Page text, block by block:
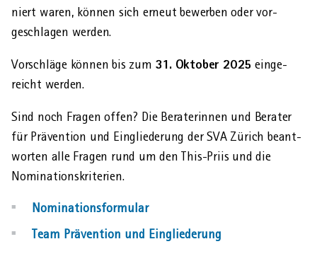
niert waren, können sich erneut bewerben oder vor­
geschlagen werden.
Vorschläge können bis zum 31. Oktober 2025 einge­
reicht werden.
Sind noch Fragen offen? Die Berater­innen und Berater
für Prävention und Einglie­derung der SVA Zürich beant­
worten alle Fragen rund um den This-Priis und die
Nominations­kriterien.
Nominationsformular
Team Prävention und Eingliederung